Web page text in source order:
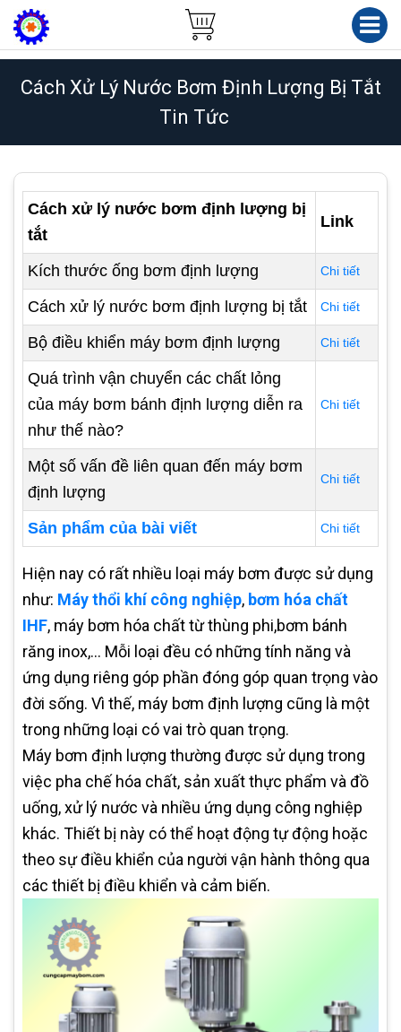
Cách Xử Lý Nước Bơm Định Lượng Bị Tắt
Tin Tức
Cách xử lý nước bơm định lượng bị
tắt
Link
Kích thước ống bơm định lượng Chi tiết
Cách xử lý nước bơm định lượng bị tắt Chi tiết
Bộ điều khiển máy bơm định lượng Chi tiết
Quá trình vận chuyển các chất lỏng
của máy bơm bánh định lượng diễn ra
như thế nào?
Chi tiết
Một số vấn đề liên quan đến máy bơm
định lượng
Chi tiết
Sản phẩm của bài viết Chi tiết
Hiện nay có rất nhiều loại máy bơm được sử dụng
như: Máy thổi khí công nghiệp, bơm hóa chất
IHF, máy bơm hóa chất từ thùng phi,bơm bánh
răng inox,... Mỗi loại đều có những tính năng và
ứng dụng riêng góp phần đóng góp quan trọng vào
đời sống. Vì thế, máy bơm định lượng cũng là một
trong những loại có vai trò quan trọng.
Máy bơm định lượng thường được sử dụng trong
việc pha chế hóa chất, sản xuất thực phẩm và đồ
uống, xử lý nước và nhiều ứng dụng công nghiệp
khác. Thiết bị này có thể hoạt động tự động hoặc
theo sự điều khiển của người vận hành thông qua
các thiết bị điều khiển và cảm biến.